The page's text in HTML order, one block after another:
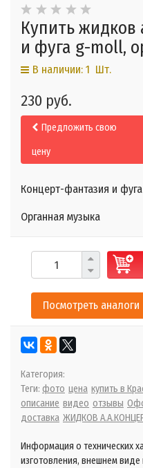
Купить жидков
и фуга g-moll,
В наличии: 1 Шт.
230 руб.
Предложить свою
цену
Концерт-фантазия и
Органная музыка
Посмотреть аналоги
Категория:
Теги: фото цена купить в
описание видео отзывы
доставка ЖИДКОВ
Информация о технических
изготовления, внешнем виде